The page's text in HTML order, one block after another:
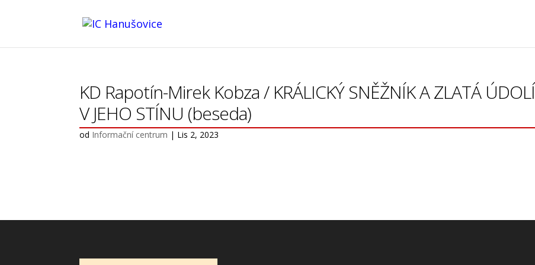
KD Rapotín-Mirek Kobza / KRÁLICKÝ SNĚŽNÍK A ZLATÁ ÚDOLÍ
V JEHO STÍNU (beseda)
od Informační centrum | Lis 2, 2023